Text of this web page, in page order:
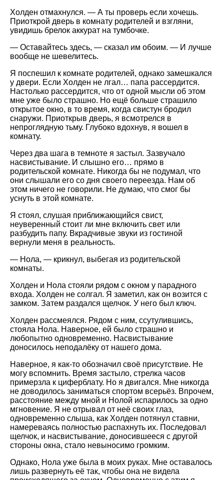
Холден отмахнулся. — А ты проверь если хочешь.
Приоткрой дверь в комнату родителей и взгляни,
увидишь брелок аккурат на тумбочке.
— Оставайтесь здесь, — сказал им обоим. — И лучше
вообще не шевелитесь.
Я поспешил к комнате родителей, однако замешкался
у двери. Если Холден не лгал… папа рассердится.
Настолько рассердится, что от одной мысли об этом
мне уже было страшно. Но ещё больше страшило
открытое окно, в то время, когда свистун бродил
снаружи. Приоткрыв дверь, я всмотрелся в
непроглядную тьму. Глубоко вдохнув, я вошел в
комнату.
Через два шага в темноте я застыл. Зазвучало
насвистывание. И слышно его… прямо в
родительской комнате. Никогда бы не подумал, что
они слышали его со дня своего переезда. Нам об
этом ничего не говорили. Не думаю, что смог бы
уснуть в этой комнате.
Я стоял, слушая приближающийся свист,
неуверенный стоит ли мне включить свет или
разбудить папу. Вкрадчивые звуки из гостиной
вернули меня в реальность.
— Нола, — крикнул, выбегая из родительской
комнаты.
Холден и Нола стояли рядом с окном у парадного
входа. Холден не солгал. Я заметил, как он возится с
замком. Затем раздался щелчок. У него был ключ.
Холден рассмеялся. Рядом с ним, ссутулившись,
стояла Нола. Наверное, ей было страшно и
любопытно одновременно. Насвистывание
доносилось неподалёку от нашего дома.
Наверное, я как-то обозначил своё присутствие. Не
могу вспомнить. Время застыло, стрелка часов
примерзла к циферблату. Но я двигался. Мне никогда
не доводилось заниматься спортом всерьёз. Впрочем,
расстояние между мной и Нолой испарилось за одно
мгновение. Я не отрывал от неё своих глаз,
одновременно слыша, как Холден потянул ставни,
намереваясь полностью распахнуть их. Последовал
щелчок, и насвистывание, доносившееся с другой
стороны окна, стало невыносимо громким.
Однако, Нола уже была в моих руках. Мне оставалось
лишь развернуть её так, чтобы она не видела